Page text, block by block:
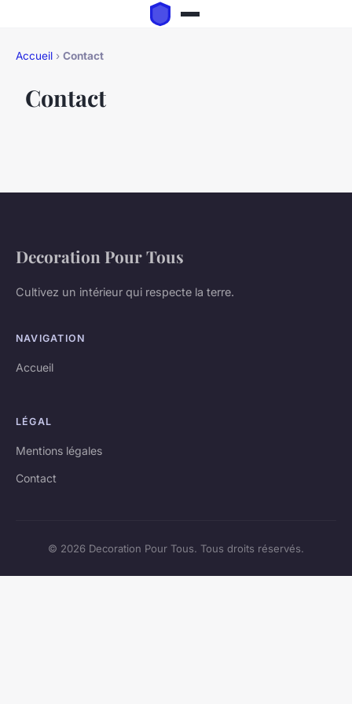
Accueil › Contact
Contact
Decoration Pour Tous
Cultivez un intérieur qui respecte la terre.
NAVIGATION
Accueil
LÉGAL
Mentions légales
Contact
© 2026 Decoration Pour Tous. Tous droits réservés.